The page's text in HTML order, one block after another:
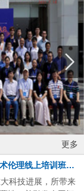
更多
2026年第五期CAAI 人工智能与技术伦理线上培训班通知
科技进展，所带来